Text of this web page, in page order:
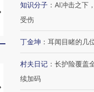
视线｜HYROX的吸金
术：是什么让中产们甘
心“花钱找虐”？
毒品
【推广】走进第四届链博
知识分子 ： AI冲击之下
受伤
丁金坤 ： 耳闻目睹的几
村夫日记 ： 长护险覆盖
续加码